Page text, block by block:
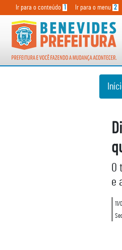
Secretaria de
Ir para o conteúdo 1 Ir para o menu 2
O
e
11/